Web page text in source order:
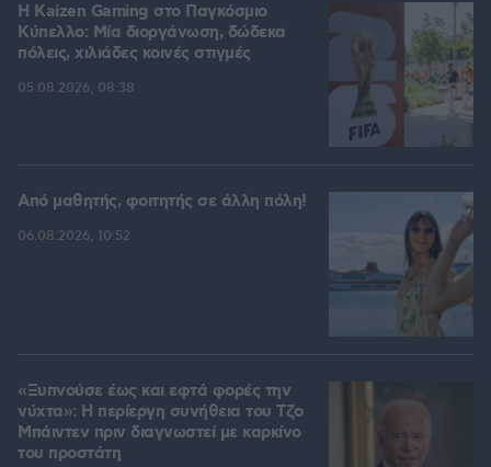
H Kaizen Gaming στο Παγκόσμιο
Kύπελλο: Μία διοργάνωση, δώδεκα
πόλεις, χιλιάδες κοινές στιγμές
05.08.2026, 08:38
Από μαθητής, φοιτητής σε άλλη πόλη!
06.08.2026, 10:52
«Ξυπνούσε έως και εφτά φορές την
νύχτα»: Η περίεργη συνήθεια του Τζο
Μπάιντεν πριν διαγνωστεί με καρκίνο
του προστάτη